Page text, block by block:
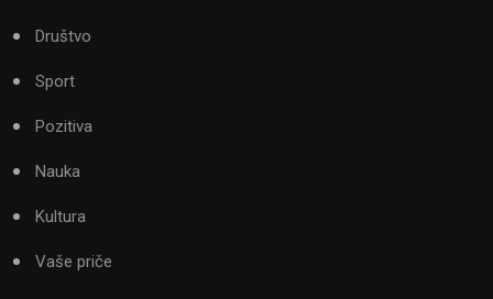
Društvo
Sport
Pozitiva
Nauka
Kultura
Vaše priče